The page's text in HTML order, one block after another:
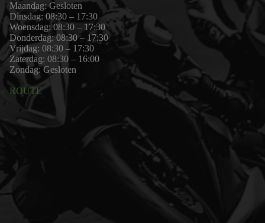
Maandag: Gesloten
Dinsdag: 08:30 – 17:30
Woensdag: 08:30 – 17:30
Donderdag: 08:30 – 17:30
Vrijdag: 08:30 – 17:30
Zaterdag: 08:30 – 16:00
Zondag: Gesloten
ROUTE